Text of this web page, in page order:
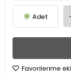
Adet
Favorilerime